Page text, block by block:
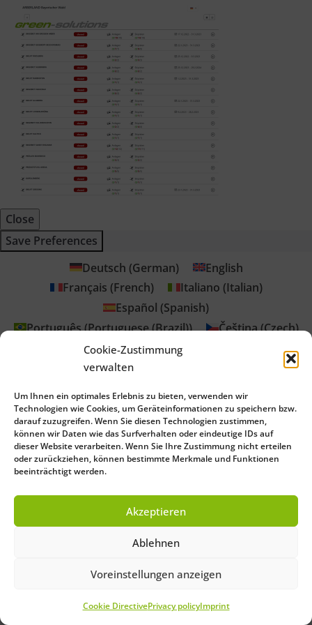
Cookie-Zustimmung
verwalten
Um Ihnen ein optimales Erlebnis zu bieten, verwenden wir
Technologien wie Cookies, um Geräteinformationen zu speichern bzw.
darauf zuzugreifen. Wenn Sie diesen Technologien zustimmen,
können wir Daten wie das Surfverhalten oder eindeutige IDs auf
dieser Website verarbeiten. Wenn Sie Ihre Zustimmung nicht erteilen
oder zurückziehen, können bestimmte Merkmale und Funktionen
beeinträchtigt werden.
Akzeptieren
Ablehnen
Voreinstellungen anzeigen
Cookie DirectivePrivacy policyImprint
Close
Save Preferences
Deutsch (German)
English
Français (French) Italiano (Italian)
Español (Spanish)
Português(Portuguese (Brazil)) Čeština(Czech)